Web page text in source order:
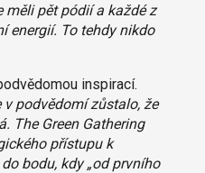
měli pět pódií a každé z
energií. To tehdy nikdo
inspirací.
v podvědomí zůstalo, že
The Green Gathering
přístupu k
bodu, kdy „od prvního